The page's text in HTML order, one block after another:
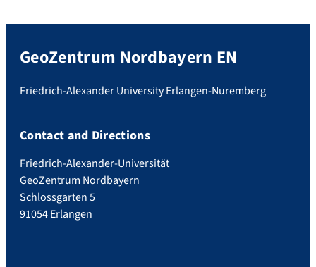
GeoZentrum Nordbayern EN
Friedrich-Alexander University Erlangen-Nuremberg
Contact and Directions
Friedrich-Alexander-Universität
GeoZentrum Nordbayern
Schlossgarten 5
91054 Erlangen